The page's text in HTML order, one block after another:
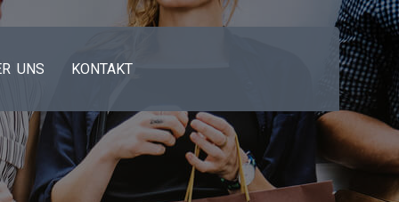
UNS KONTAKT